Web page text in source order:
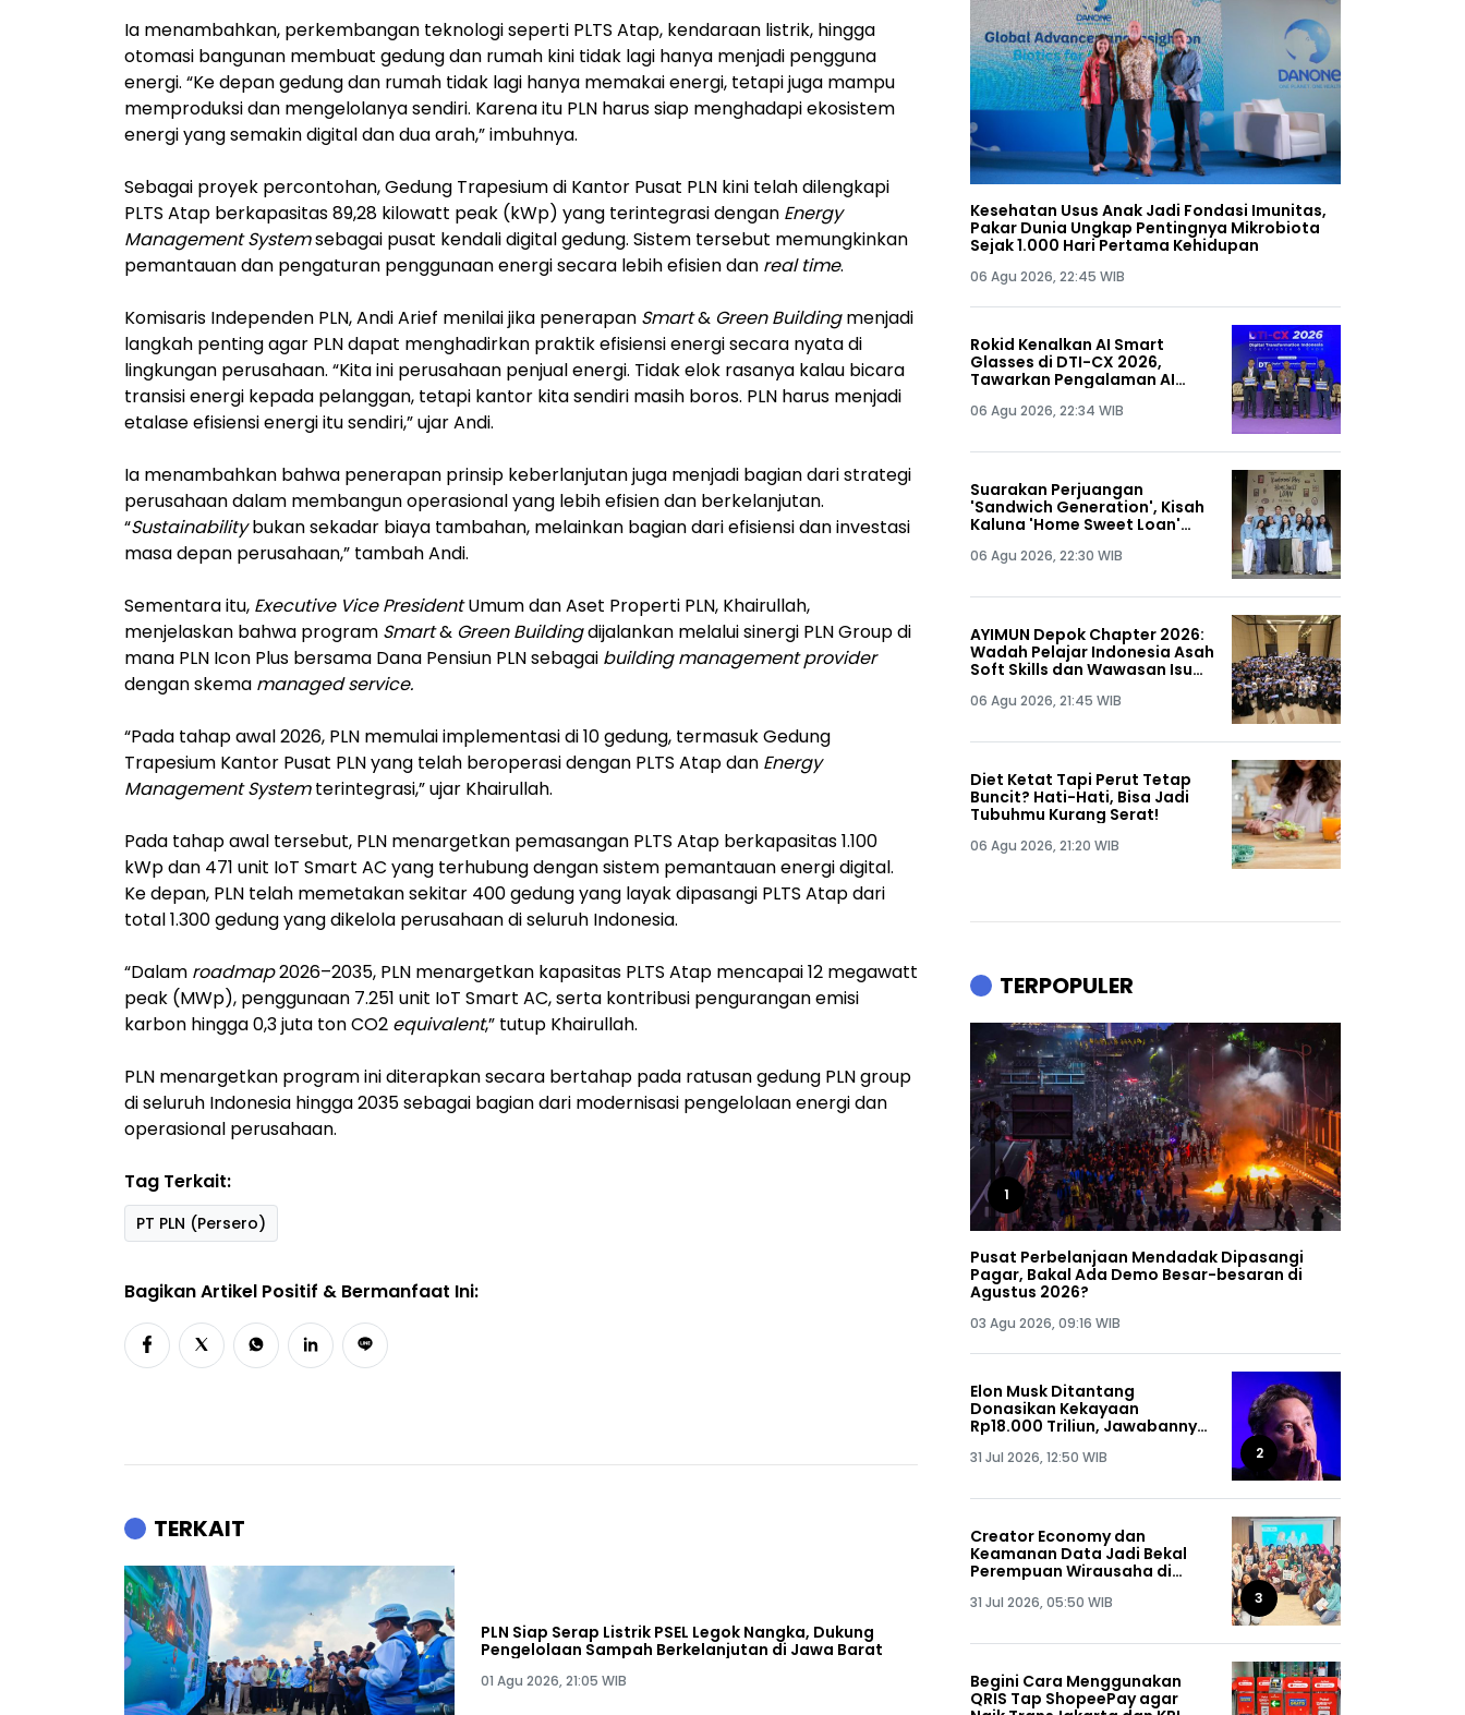
Ia menambahkan, perkembangan teknologi seperti PLTS Atap, kendaraan listrik, hingga
otomasi bangunan membuat gedung dan rumah kini tidak lagi hanya menjadi pengguna
energi. “Ke depan gedung dan rumah tidak lagi hanya memakai energi, tetapi juga mampu
memproduksi dan mengelolanya sendiri. Karena itu PLN harus siap menghadapi ekosistem
energi yang semakin digital dan dua arah,” imbuhnya.
Sebagai proyek percontohan, Gedung Trapesium di Kantor Pusat PLN kini telah dilengkapi
PLTS Atap berkapasitas 89,28 kilowatt peak (kWp) yang terintegrasi dengan Energy
Management Systemsebagai pusat kendali digital gedung. Sistem tersebut memungkinkan
pemantauan dan pengaturan penggunaan energi secara lebih efisien dan real time.
Komisaris Independen PLN, Andi Arief menilai jika penerapan Smart& Green Buildingmenjadi
langkah penting agar PLN dapat menghadirkan praktik efisiensi energi secara nyata di
lingkungan perusahaan. “Kita ini perusahaan penjual energi. Tidak elok rasanya kalau bicara
transisi energi kepada pelanggan, tetapi kantor kita sendiri masih boros. PLN harus menjadi
etalase efisiensi energi itu sendiri,” ujar Andi.
Ia menambahkan bahwa penerapan prinsip keberlanjutan juga menjadi bagian dari strategi
perusahaan dalam membangun operasional yang lebih efisien dan berkelanjutan.
“Sustainabilitybukan sekadar biaya tambahan, melainkan bagian dari efisiensi dan investasi
masa depan perusahaan,” tambah Andi.
Sementara itu, Executive Vice PresidentUmum dan Aset Properti PLN, Khairullah,
menjelaskan bahwa program Smart& Green Buildingdijalankan melalui sinergi PLN Group di
mana PLN Icon Plus bersama Dana Pensiun PLN sebagai building management provider
dengan skema managed service.
“Pada tahap awal 2026, PLN memulai implementasi di 10 gedung, termasuk Gedung
Trapesium Kantor Pusat PLN yang telah beroperasi dengan PLTS Atap dan Energy
Management Systemterintegrasi,” ujar Khairullah.
Pada tahap awal tersebut, PLN menargetkan pemasangan PLTS Atap berkapasitas 1.100
kWp dan 471 unit IoT Smart AC yang terhubung dengan sistem pemantauan energi digital.
Ke depan, PLN telah memetakan sekitar 400 gedung yang layak dipasangi PLTS Atap dari
total 1.300 gedung yang dikelola perusahaan di seluruh Indonesia.
“Dalam roadmap2026–2035, PLN menargetkan kapasitas PLTS Atap mencapai 12 megawatt
peak (MWp), penggunaan 7.251 unit IoT Smart AC, serta kontribusi pengurangan emisi
karbon hingga 0,3 juta ton CO2 equivalent,” tutup Khairullah.
PLN menargetkan program ini diterapkan secara bertahap pada ratusan gedung PLN group
di seluruh Indonesia hingga 2035 sebagai bagian dari modernisasi pengelolaan energi dan
operasional perusahaan.
Tag Terkait:
PT PLN (Persero)
Bagikan Artikel Positif & Bermanfaat Ini:
TERKAIT
PLN Siap Serap Listrik PSEL Legok Nangka, Dukung
Pengelolaan Sampah Berkelanjutan di Jawa Barat
01 Agu 2026, 21:05 WIB
Kesehatan Usus Anak Jadi Fondasi Imunitas,
Pakar Dunia Ungkap Pentingnya Mikrobiota
Sejak 1.000 Hari Pertama Kehidupan
06 Agu 2026, 22:45 WIB
Rokid Kenalkan AI Smart
Glasses di DTI-CX 2026,
Tawarkan Pengalaman AI
06 Agu 2026, 22:34 WIB
Suarakan Perjuangan
'Sandwich Generation', Kisah
Kaluna 'Home Sweet Loan'
Musikal
06 Agu 2026, 22:30 WIB
AYIMUN Depok Chapter 2026:
Wadah Pelajar Indonesia Asah
Soft Skills dan Wawasan Isu
06 Agu 2026, 21:45 WIB
Diet Ketat Tapi Perut Tetap
Buncit? Hati-Hati, Bisa Jadi
Tubuhmu Kurang Serat!
06 Agu 2026, 21:20 WIB
TERPOPULER
1
Pusat Perbelanjaan Mendadak Dipasangi
Pagar, Bakal Ada Demo Besar-besaran di
Agustus 2026?
03 Agu 2026, 09:16 WIB
Elon Musk Ditantang
Donasikan Kekayaan
Rp18.000 Triliun, Jawabannya
31 Jul 2026, 12:50 WIB 2
Creator Economy dan
Keamanan Data Jadi Bekal
Perempuan Wirausaha di
31 Jul 2026, 05:50 WIB 3
Begini Cara Menggunakan
QRIS Tap ShopeePay agar